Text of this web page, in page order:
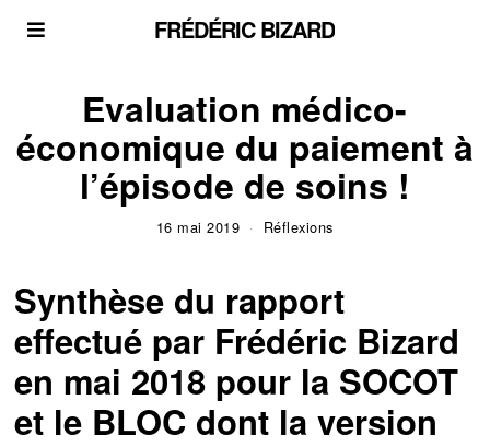
FRÉDÉRIC BIZARD
Evaluation médico-
économique du paiement à
l’épisode de soins !
16 mai 2019 Réflexions
Synthèse du rapport
effectué par Frédéric Bizard
en mai 2018 pour la SOCOT
et le BLOC dont la version